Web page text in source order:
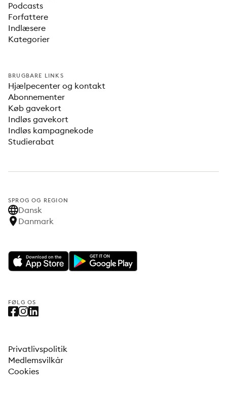
Podcasts
Forfattere
Indlæsere
Kategorier
BRUGBARE LINKS
Hjælpecenter og kontakt
Abonnementer
Køb gavekort
Indløs gavekort
Indløs kampagnekode
Studierabat
SPROG OG REGION
Dansk
Danmark
FØLG OS
Privatlivspolitik
Medlemsvilkår
Cookies